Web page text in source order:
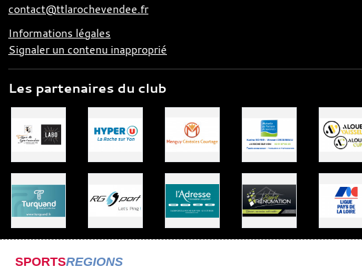
contact@ttlarochevendee.fr
Informations légales
Signaler un contenu inapproprié
Les partenaires du club
SPORTSREGIONS